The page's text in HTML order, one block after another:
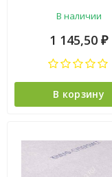
В наличии
1 145,50 ₽
В корзину